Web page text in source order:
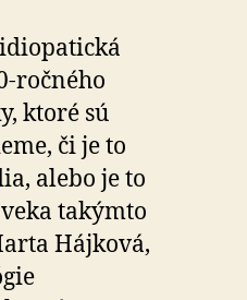
ročného
ktoré sú
či je to
alebo je to
takýmto
Hájková,